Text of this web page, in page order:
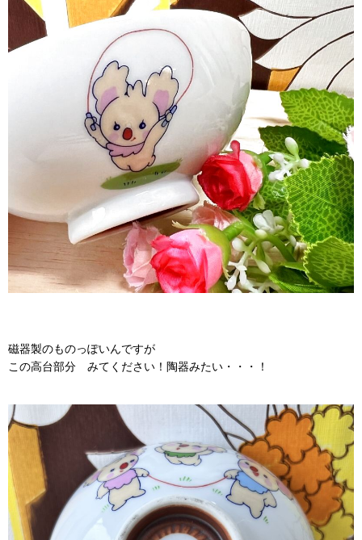
磁器製のものっぽいんですが
この高台部分 みてください！陶器みたい・・・！